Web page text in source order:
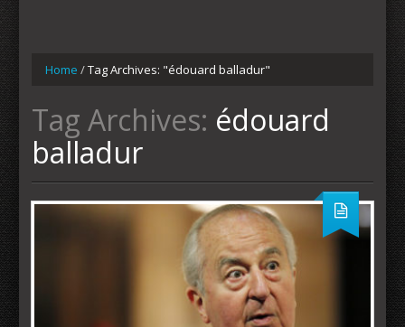
Home /Tag Archives: "édouard balladur"
Tag Archives: édouard
balladur